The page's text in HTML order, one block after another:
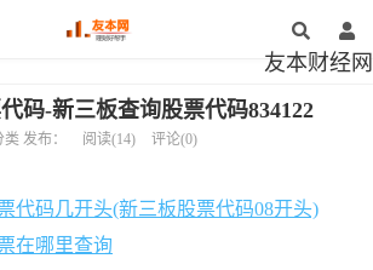
友本财经网
码-新三板查询股票代码834122
发布： 阅读(14) 评论(0)
代码几开头(新三板股票代码08开头)
在哪里查询